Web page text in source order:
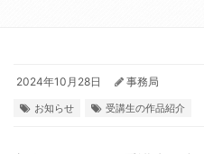
2024年10月28日 事務局
お知らせ 受講生の作品紹介